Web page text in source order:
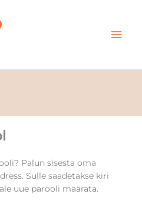
Palun sisesta oma
Sulle saadetakse kiri
uue parooli määrata.